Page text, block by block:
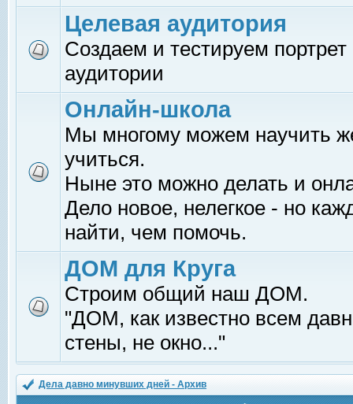
Целевая аудитория
Создаем и тестируем
аудитории
Онлайн-школа
Мы многому можем научить
учиться.
Ныне это можно делать и
Дело новое, нелегкое - но
найти, чем помочь.
ДОМ для Круга
Строим общий наш ДОМ.
"ДОМ, как известно всем
стены, не окно..."
Дела давно минувших дней - Архив